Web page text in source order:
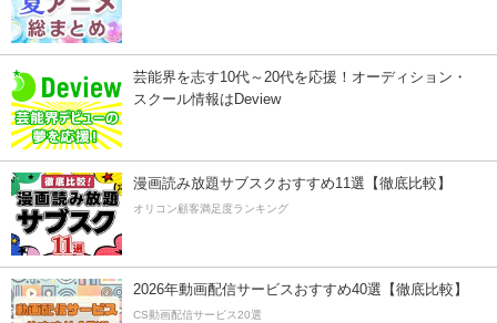
芸能界を志す10代～20代を応援！オーディション・
スクール情報はDeview
漫画読み放題サブスクおすすめ11選【徹底比較】
オリコン顧客満足度ランキング
2026年動画配信サービスおすすめ40選【徹底比較】
CS動画配信サービス20選